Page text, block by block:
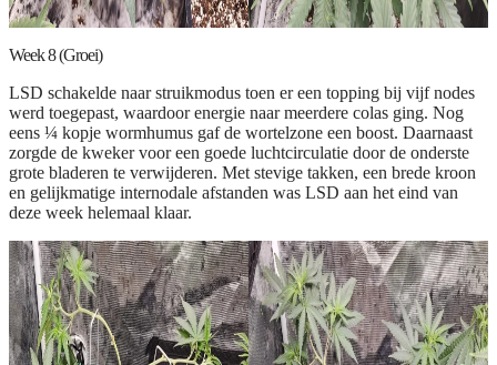
Week 8 (Groei)
LSD schakelde naar struikmodus toen er een topping bij vijf nodes
werd toegepast, waardoor energie naar meerdere colas ging. Nog
eens ¼ kopje wormhumus gaf de wortelzone een boost. Daarnaast
zorgde de kweker voor een goede luchtcirculatie door de onderste
grote bladeren te verwijderen. Met stevige takken, een brede kroon
en gelijkmatige internodale afstanden was LSD aan het eind van
deze week helemaal klaar.